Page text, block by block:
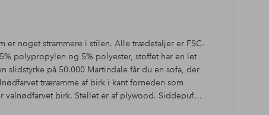
er noget strammere i stilen. Alle trædetaljer er FSC-
polypropylen og 5% polyester, stoffet har en let
slidstyrke på 50.000 Martindale får du en sofa, der
træramme af birk i kant forneden som
birk. Stellet er af plywood. Siddepuf